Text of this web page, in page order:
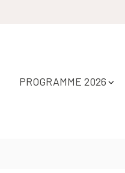
PROGRAMME 2026